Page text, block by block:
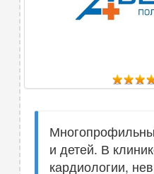
и детей. В
кардиологии,